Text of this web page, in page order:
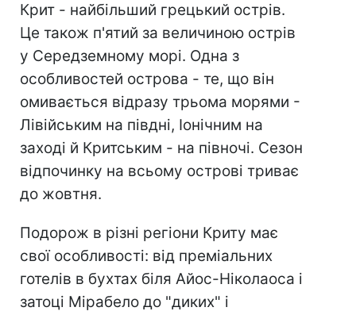
Крит - найбільший грецький острів.
Це також п'ятий за величиною острів
у Середземному морі. Одна з
особливостей острова - те, що він
омивається відразу трьома морями -
Лівійським на півдні, Іонічним на
заході й Критським - на півночі. Сезон
відпочинку на всьому острові триває
до жовтня.
Подорож в різні регіони Криту має
свої особливості: від преміальних
готелів в бухтах біля Айос-Ніколаоса і
затоці Мірабело до "диких" і